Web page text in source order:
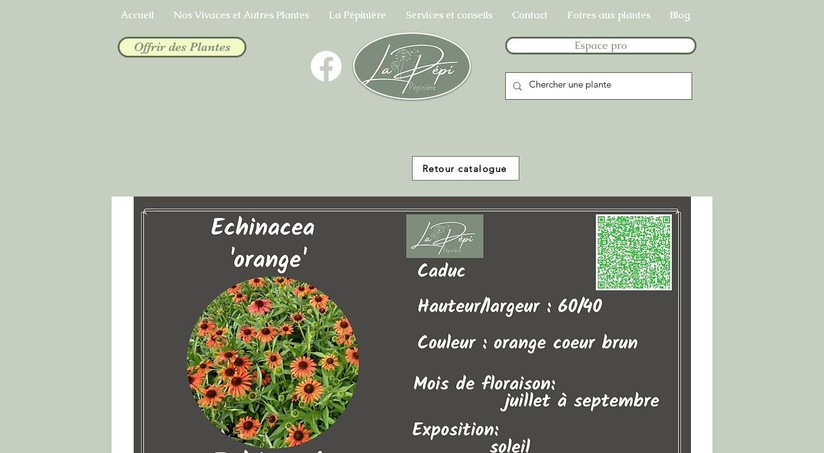
Accueil Nos Vivaces et Autres Plantes La Pépinière Services et conseils Contact Foires aux plantes Blog
Offrir des Plantes Espace pro
Retour catalogue